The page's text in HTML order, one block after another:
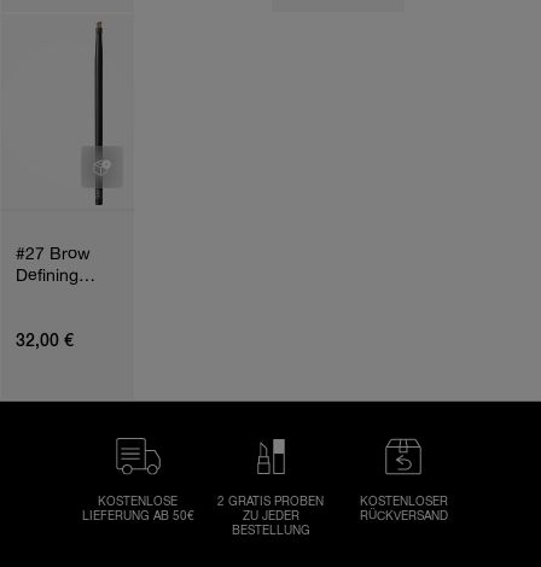
#27 Brow
Defining
32,00 €
KOSTENLOSE
LIEFERUNG AB 50€
2 GRATIS PROBEN
ZU JEDER
BESTELLUNG
KOSTENLOSER
RÜCKVERSAND